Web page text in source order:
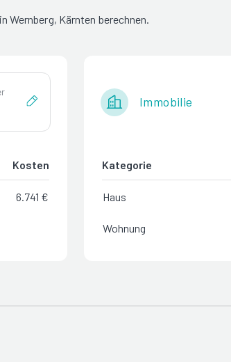
Wernberg, Kärnten berechnen.
Kosten
6.741 €
Immobilie
Kategorie
Haus
Wohnung